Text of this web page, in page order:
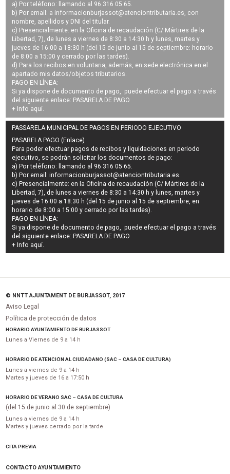
a) Por teléfono: llamando al 96 316 05 65.
b) Por email: a informacionburjassot@atenciontributaria.es, con
nombre, apellidos y DNI del titular.
c) Presencialmente: en la Oficina de recaudación (C/ Mártires de la
Libertad, 7), de lunes a viernes de 8:30 a 14:30 h y lunes, martes y
jueves de 16:00 a 18:30 h (del 15 de junio al 15 de septiembre: horario
de 8:00 a 15:00 y cerrado por las tardes).
d) Para los recibos en voluntaria, además, en sede electrónica en el
apartado mis datos/objetos tributarios.
PAGO EN LÍNEA:
Si ya dispone de documento de pago, puede efectuar el pago a través
del siguiente enlace: PASARELA DE PAGO
+ Info aquí.
PASSARELA MUNICIPAL DE PAGOS EN PERIODO EJECUTIVO
PASARELA PAGO (Enlace)
Para poder efectuar pagos derecibos y liquidaciones en periodo
ejecutivo, se podrán solicitar los documentos de pago:
a) Por teléfono: llamando al 96 316 05 65.
b) Por email:informacionburjassot@atenciontributaria.es.
c) Presencialmente: en la Oficina de recaudación (C/ Mártires de la
Libertad, 7), de lunes a viernes de 8:30 a 14:30 h y lunes, martes y
jueves de 16:00 a 18:30 h (del 15 de junio al 15 de septiembre, en
horario de 8:00 a 15:00 y cerrado por las tardes).
PAGO EN LÍNEA:
Si ya dispone de documento de pago, puede efectuar el pago a través
del siguiente enlace:PASARELA DE PAGO
+ Info aquí.
© NNTT AJUNTAMENT DE BURJASSOT, 2017
Aviso Legal
Política de protección de datos
HORARIO AYUNTAMIENTO DE BURJASSOT
Lunes a Viernes de 9 a 14 h
HORARIO DE ATENCIÓN AL CIUDADANO (SAC – CASA DE CULTURA)
Lunes a viernes de 9 a 14 h
Martes y jueves de 16 a 17:50 h
HORARIO DE VERANO SAC – CASA DE CULTURA
(del 15 de junio al 30 de septiembre)
Lunes a viernes de 9 a 14 h
Martes y jueves cerrado por la tarde
CITA PREVIA
CONTACTO AYUNTAMIENTO